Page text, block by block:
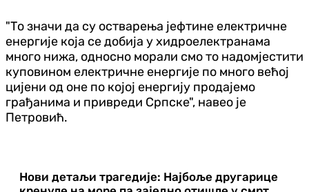
"То значи да су остварења јефтине електричне
енергије која се добија у хидроелектранама
много нижа, односно морали смо то надомјестити
куповином електричне енергије по много већој
цијени од оне по којој енергију продајемо
грађанима и привреди Српске", навео је
Петровић.
Нови детаљи трагедије: Најбоље другарице